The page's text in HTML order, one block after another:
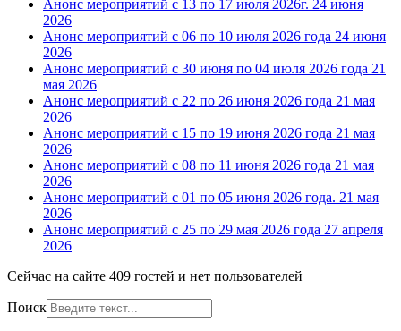
Анонс мероприятий с 13 по 17 июля 2026г. 24 июня
2026
Анонс мероприятий с 06 по 10 июля 2026 года 24 июня
2026
Анонс мероприятий с 30 июня по 04 июля 2026 года 21
мая 2026
Анонс мероприятий с 22 по 26 июня 2026 года 21 мая
2026
Анонс мероприятий с 15 по 19 июня 2026 года 21 мая
2026
Анонс мероприятий с 08 по 11 июня 2026 года 21 мая
2026
Анонс мероприятий с 01 по 05 июня 2026 года. 21 мая
2026
Анонс мероприятий с 25 по 29 мая 2026 года 27 апреля
2026
Сейчас на сайте 409 гостей и нет пользователей
Поиск